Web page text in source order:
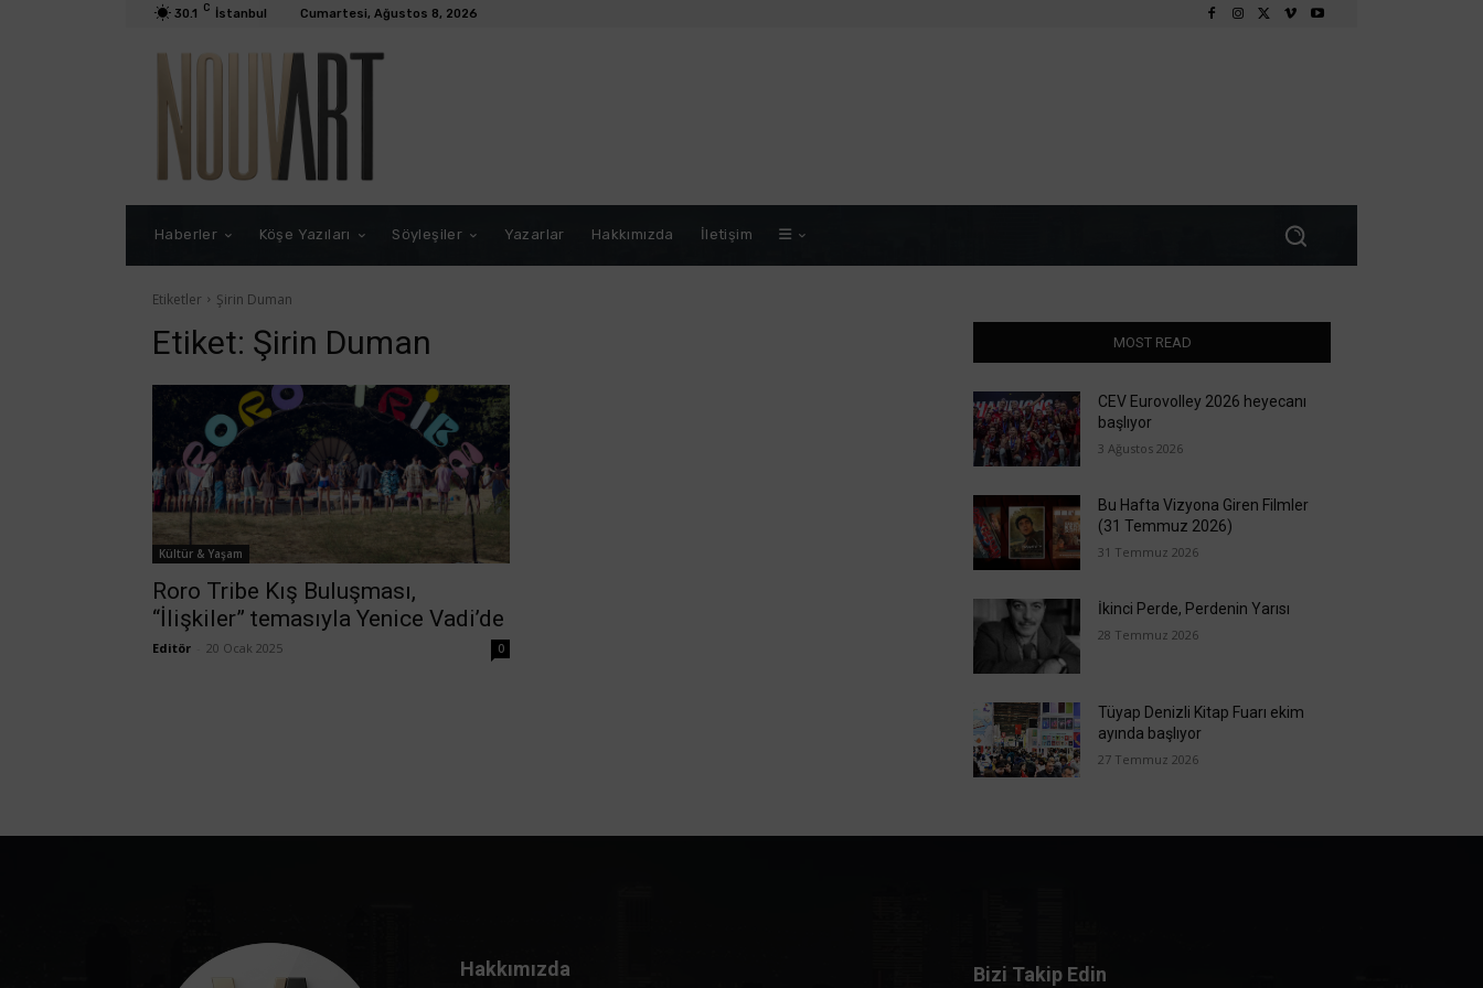
30.1 C İstanbul Cumartesi, Ağustos 8, 2026
Haberler Köşe Yazıları Söyleşiler Yazarlar Hakkımızda İletişim
Etiketler Şirin Duman
Etiket: Şirin Duman
Kültür & Yaşam
Roro Tribe Kış Buluşması,
“İlişkiler” temasıyla Yenice Vadi’de
Editör 20 Ocak 2025 0
MOST READ
CEV Eurovolley 2026 heyecanı
başlıyor
3 Ağustos 2026
Bu Hafta Vizyona Giren Filmler
(31 Temmuz 2026)
31 Temmuz 2026
İkinci Perde, Perdenin Yarısı
28 Temmuz 2026
Tüyap Denizli Kitap Fuarı ekim
ayında başlıyor
27 Temmuz 2026
Hakkımızda Bizi Takip Edin